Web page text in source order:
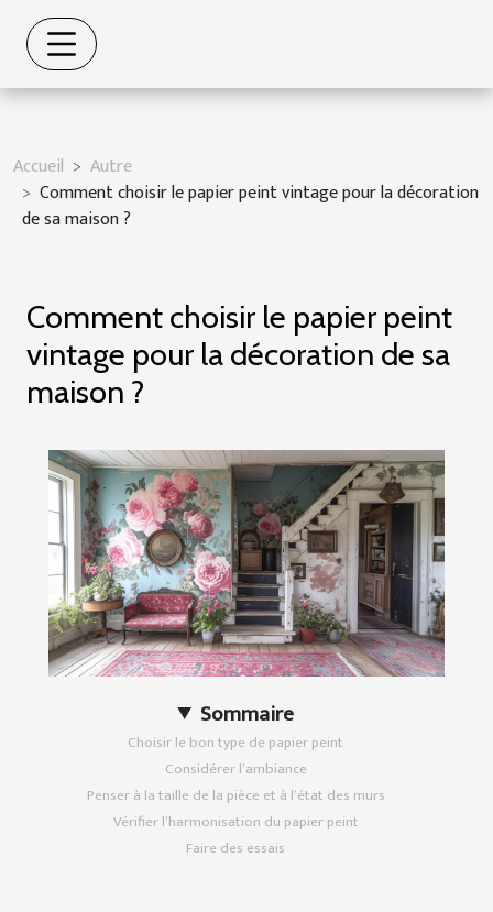
Accueil
Autre
Comment choisir le papier peint vintage pour la décoration
de sa maison ?
Comment choisir le papier peint
vintage pour la décoration de sa
maison ?
Sommaire
Choisir le bon type de papier peint
Considérer l’ambiance
Penser à la taille de la pièce et à l’état des murs
Vérifier l’harmonisation du papier peint
Faire des essais